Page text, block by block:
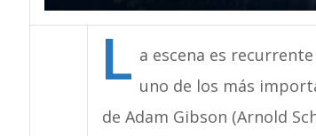
L a escena es
uno de los más
de Adam Gibson (Arnold